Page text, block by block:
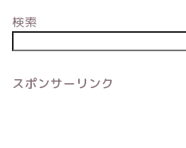
検索
スポンサーリンク